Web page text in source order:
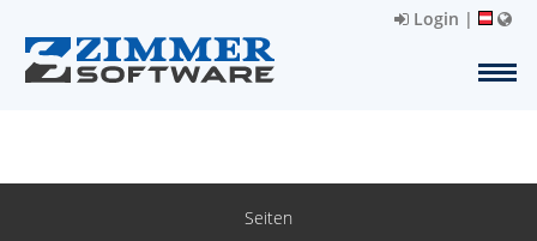
Login |
Seiten